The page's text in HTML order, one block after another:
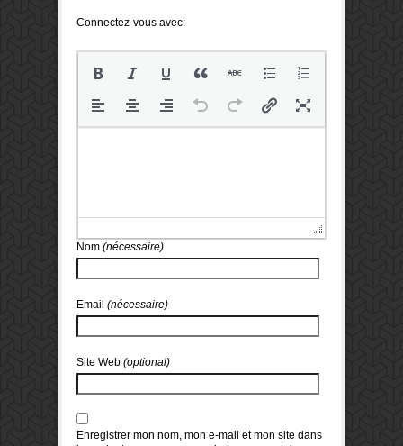
Connectez-vous avec:
Nom (nécessaire)
Email (nécessaire)
Site Web (optional)
Enregistrer mon nom, mon e-mail et mon site dans